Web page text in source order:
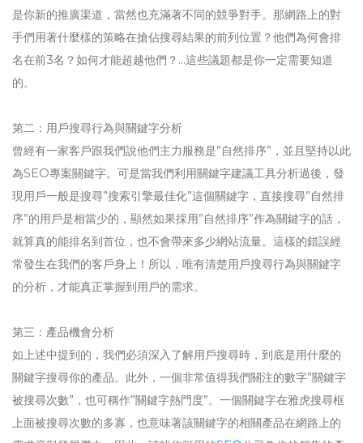
是你新的推廣渠道，當然也充滿著不同的競爭對手。那網路上的對
手們用著什麼樣的策略在搶佔搜尋結果的前列位置？他們為何會排
名在前3名？如何才能超越他們？…這些議題都是你一定需要知道
的。
第二：用戶搜尋行為與關鍵字分析
曾經有一家客戶跟我們說他們主力服務是”自然排序”，並且堅持以此
為SEO專案關鍵字。可是當我們利用關鍵字建議工具分析過後，發
現用戶一般是搜尋”搜索引擎最佳化”這個關鍵字，直接搜尋”自然排
序”的用戶是相當少的，顯然如果採用”自然排序”作為關鍵字的話，
就算真的能排名到首位，也不會帶來多少網站流量。這樣的錯誤經
常發生在我們的客戶身上！所以，唯有清楚用戶搜尋行為與關鍵字
的分析，才能真正掌握到用戶的需求。
第三：產品機會分析
如上述中提到的，我們必須深入了解用戶搜尋時，到底是用什麼的
關鍵字搜尋你的產品。此外，一個非常值得我們關注的數字”關鍵字
被搜尋次數”，也可稱作”關鍵字熱門度”。一個關鍵字在雅虎搜尋框
上面被搜尋次數的多寡，也意味著該關鍵字的相關產品在網路上的